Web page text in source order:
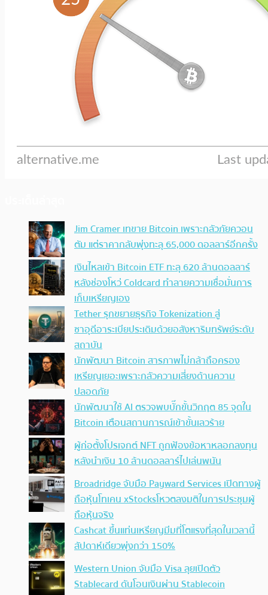
Jim Cramer เทขาย Bitcoin เพราะกลัวภัยควอน
ตัม แต่ราคากลับพุ่งทะลุ 65,000 ดอลลาร์อีกครั้ง
เงินไหลเข้า Bitcoin ETF ทะลุ 620 ล้านดอลลาร์
หลังช่องโหว่ Coldcard ทำลายความเชื่อมั่นการ
เก็บเหรียญเอง
Tether รุกขยายธุรกิจ Tokenization สู่
ซาอุดีอาระเบียประเดิมด้วยอสังหาริมทรัพย์ระดับ
สถาบัน
นักพัฒนา Bitcoin สารภาพไม่กล้าถือครอง
เหรียญเยอะเพราะกลัวความเสี่ยงด้านความ
ปลอดภัย
นักพัฒนาใช้ AI ตรวจพบบั๊กขั้นวิกฤต 85 จุดใน
Bitcoin เตือนสถานการณ์เข้าขั้นเลวร้าย
ผู้ก่อตั้งโปรเจกต์ NFT ถูกฟ้องข้อหาหลอกลงทุน
หลังนำเงิน 10 ล้านดอลลาร์ไปเล่นพนัน
Broadridge จับมือ Payward Services เปิดทางผู้
ถือหุ้นโทเคน xStocksโหวตลงมติในการประชุมผู้
ถือหุ้นจริง
Cashcat ขึ้นแท่นเหรียญมีมที่โตแรงที่สุดในเวลานี้
สัปดาห์เดียวพุ่งกว่า 150%
Western Union จับมือ Visa ลุยเปิดตัว
Stablecard ดันโอนเงินผ่าน Stablecoin